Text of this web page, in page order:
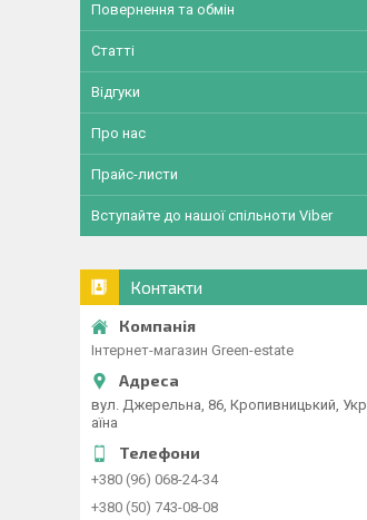
Повернення та обмін
Статті
Відгуки
Про нас
Прайс-листи
Вступайте до нашої спільноти Viber
Контакти
Інтернет-магазин Green-estate
вул. Джерельна, 86, Кропивницький, Укр
аїна
+380 (96) 068-24-34
+380 (50) 743-08-08